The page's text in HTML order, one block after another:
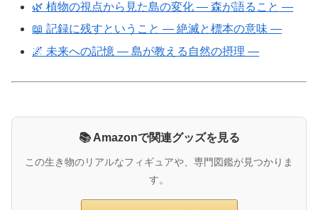
🌿 植物の視点から見た島の変化 ― 森が語ること ―
📖 記録に残すということ ― 絶滅と標本の意味 ―
🌌 未来への記憶 ― 島が教える自然の摂理 ―
📚 Amazonで関連グッズを見る
この生き物のリアルなフィギュアや、専門図鑑が見つかりま
す。